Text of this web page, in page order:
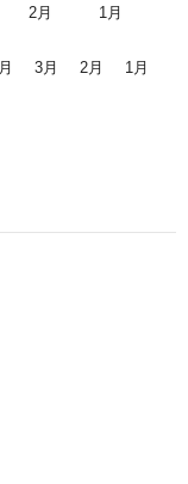
2月 1月
3月 2月 1月